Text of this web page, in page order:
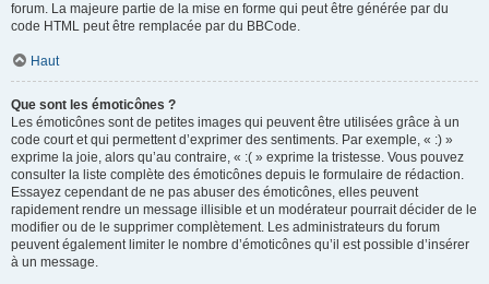
forum. La majeure partie de la mise en forme qui peut être générée par du
code HTML peut être remplacée par du BBCode.
Haut
Que sont les émoticônes ?
Les émoticônes sont de petites images qui peuvent être utilisées grâce à un
code court et qui permettent d’exprimer des sentiments. Par exemple, « :) »
exprime la joie, alors qu’au contraire, « :( » exprime la tristesse. Vous pouvez
consulter la liste complète des émoticônes depuis le formulaire de rédaction.
Essayez cependant de ne pas abuser des émoticônes, elles peuvent
rapidement rendre un message illisible et un modérateur pourrait décider de le
modifier ou de le supprimer complètement. Les administrateurs du forum
peuvent également limiter le nombre d’émoticônes qu’il est possible d’insérer
à un message.